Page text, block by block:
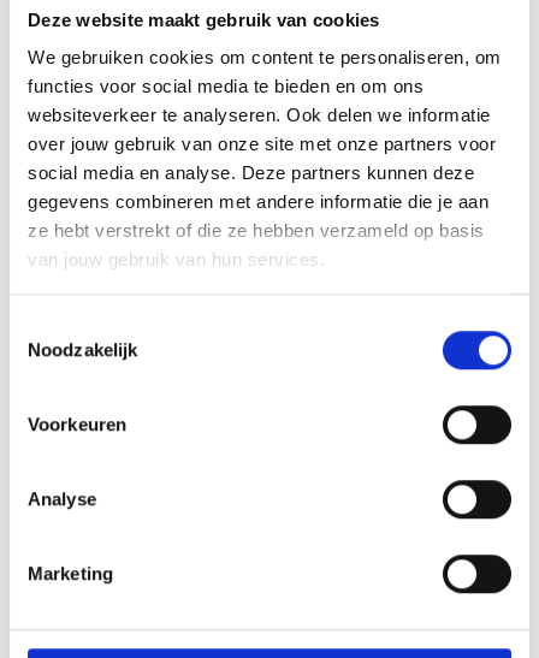
Deze website maakt gebruik van cookies
We gebruiken cookies om content te personaliseren, om
functies voor social media te bieden en om ons
websiteverkeer te analyseren. Ook delen we informatie
over jouw gebruik van onze site met onze partners voor
social media en analyse. Deze partners kunnen deze
gegevens combineren met andere informatie die je aan
ze hebt verstrekt of die ze hebben verzameld op basis
van jouw gebruik van hun services.
Noodzakelijk
Voorkeuren
Analyse
Marketing
gebruik. Moet ik dan iets doen?
Wat als ik mijn domeinnaam
binnenkort wil opzeggen?
Wat doet DNS Belgium?
Wat gebeurt er vanaf augustus